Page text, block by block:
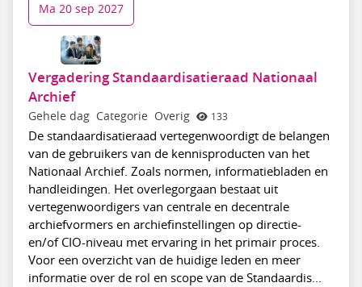
Vergadering Standaardisatieraad Nationaal
Archief
Gehele dag Categorie Overig 133
De standaardisatieraad vertegenwoordigt de belangen
van de gebruikers van de kennisproducten van het
Nationaal Archief. Zoals normen, informatiebladen en
handleidingen. Het overlegorgaan bestaat uit
vertegenwoordigers van centrale en decentrale
archiefvormers en archiefinstellingen op directie-
en/of CIO-niveau met ervaring in het primair proces.
Voor een overzicht van de huidige leden en meer
informatie over de rol en scope van de Standaardis...
Ma 20 sep 2027